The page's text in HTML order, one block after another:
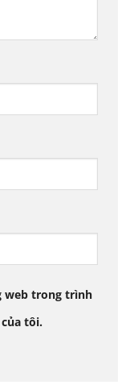
web trong trình
tôi.